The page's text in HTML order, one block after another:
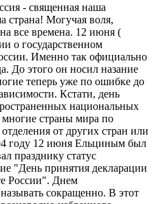
- священная наша
страна! Могучая воля,
все времена. 12 июня (
о государственном
Именно так официально
До этого он носил назание
теперь уже по ошибке до
Кстати, день
национальных
страны мира по
от других стран или
году 12 июня Ельциным был
празднику статус
"День принятия декларации
России". Днем
сокращенно. В этот